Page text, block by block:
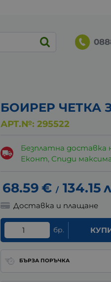
БОИРЕР ЧЕТКА
АРТ.№: 295522
Безплатна доставка
Еконт, Спиди
68.59€ / 134.15
Доставка и плащане
бр.
БЪРЗА ПОРЪЧКА